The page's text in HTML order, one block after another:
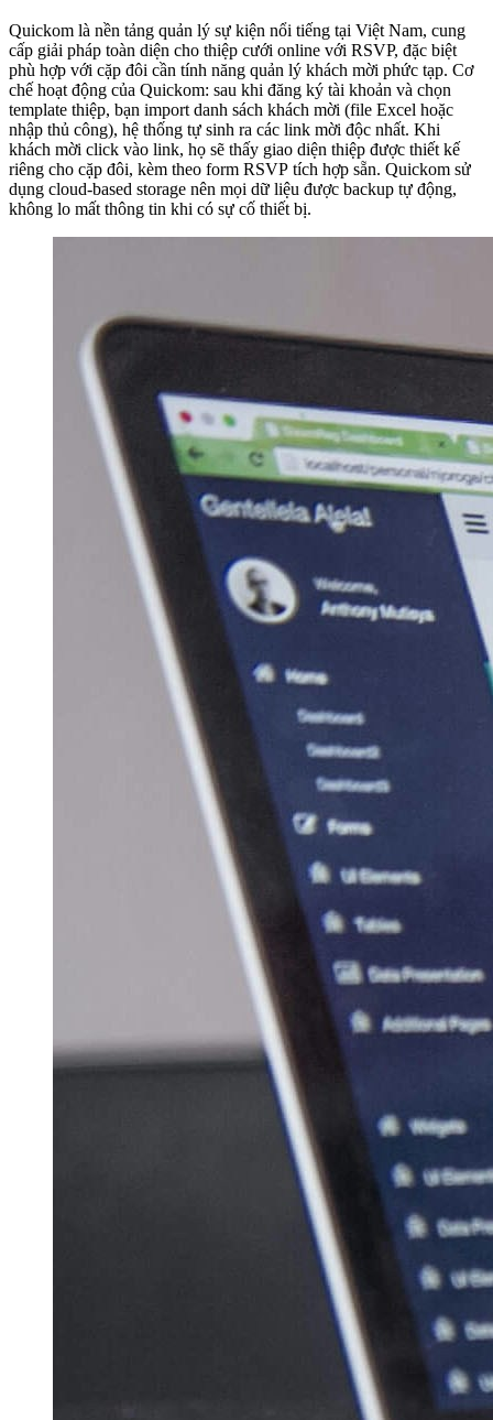
Quickom là nền tảng quản lý sự kiện nổi tiếng tại Việt Nam, cung
cấp giải pháp toàn diện cho thiệp cưới online với RSVP, đặc biệt
phù hợp với cặp đôi cần tính năng quản lý khách mời phức tạp. Cơ
chế hoạt động của Quickom: sau khi đăng ký tài khoản và chọn
template thiệp, bạn import danh sách khách mời (file Excel hoặc
nhập thủ công), hệ thống tự sinh ra các link mời độc nhất. Khi
khách mời click vào link, họ sẽ thấy giao diện thiệp được thiết kế
riêng cho cặp đôi, kèm theo form RSVP tích hợp sẵn. Quickom sử
dụng cloud-based storage nên mọi dữ liệu được backup tự động,
không lo mất thông tin khi có sự cố thiết bị.